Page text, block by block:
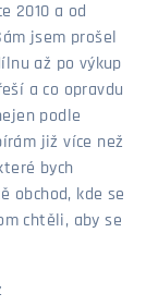
2010 a od
jsem prošel
až po výkup
a co opravdu
podle
již více než
bych
obchod, kde se
chtěli, aby se